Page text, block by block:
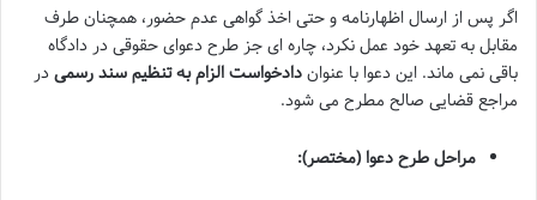
اگر پس از ارسال اظهارنامه و حتی اخذ گواهی عدم حضور، همچنان طرف
مقابل به تعهد خود عمل نکرد، چاره ای جز طرح دعوای حقوقی در دادگاه
باقی نمی ماند. این دعوا با عنواندادخواست الزام به تنظیم سند رسمی در
مراجع قضایی صالح مطرح می شود.
مراحل طرح دعوا (مختصر):